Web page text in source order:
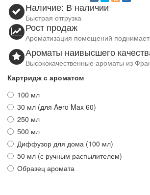
Наличие: В наличии
Быстрая отгрузка
Рост продаж
Ароматизация помещений
Ароматы наивысшего
Высококачественные ароматы из
Картридж с ароматом
100 мл
30 мл (для Aero Max 60)
250 мл
500 мл
Диффузор для дома (100 мл)
50 мл (с ручным распылителем)
Образец аромата